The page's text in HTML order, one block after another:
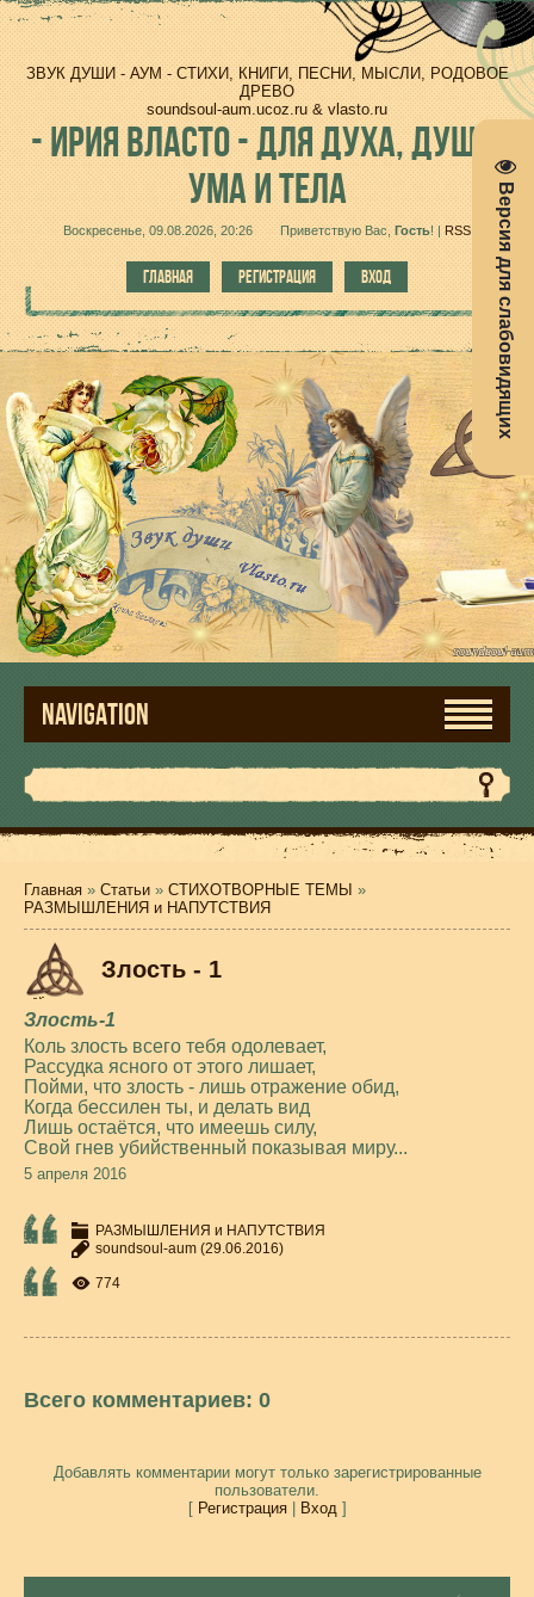
Версия для слабовидящих
ЗВУК ДУШИ - АУМ - СТИХИ, КНИГИ, ПЕСНИ, МЫСЛИ, РОДОВОЕ
ДРЕВО
soundsoul-aum.ucoz.ru & vlasto.ru
-ИРИЯ ВЛАСТО - ДЛЯ ДУХА, ДУШИ,
УМА И ТЕЛА
Воскресенье, 09.08.2026, 20:26 Приветствую Вас Гость! | RSS
ГЛАВНАЯ РЕГИСТРАЦИЯ ВХОД
NAVIGATION
Главная » Статьи » СТИХОТВОРНЫЕ ТЕМЫ »
РАЗМЫШЛЕНИЯ и НАПУТСТВИЯ
Злость - 1
Злость-1
Коль злость всего тебя одолевает,
Рассудка ясного от этого лишает,
Пойми, что злость - лишь отражение обид,
Когда бессилен ты, и делать вид
Лишь остаётся, что имеешь силу,
Свой гнев убийственный показывая миру...
5 апреля 2016
РАЗМЫШЛЕНИЯ и НАПУТСТВИЯ
soundsoul-aum (29.06.2016)
774
Всего комментариев: 0
Добавлять комментарии могут только зарегистрированные
пользователи.
[ Регистрация| Вход]